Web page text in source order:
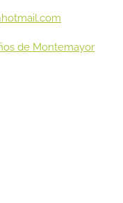
de Montemayor